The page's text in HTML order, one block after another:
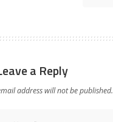
a Reply
address will not be published.